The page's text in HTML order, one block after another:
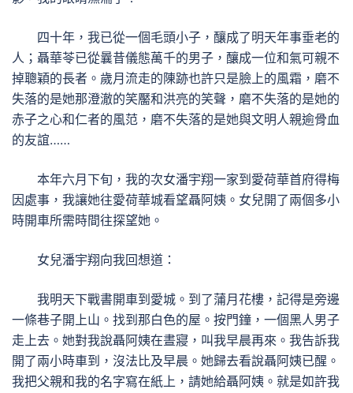
四十年，我已從一個毛頭小子，釀成了明天年事垂老的
人；聶華苓已從曩昔儀態萬千的男子，釀成一位和氣可親不
掉聰穎的長者。歲月流走的陳跡也許只是臉上的風霜，磨不
失落的是她那澄澈的笑靨和洪亮的笑聲，磨不失落的是她的
赤子之心和仁者的風范，磨不失落的是她與文明人親逾骨血
的友誼……
本年六月下旬，我的次女潘宇翔一家到愛荷華首府得梅
因處事，我讓她往愛荷華城看望聶阿姨。女兒開了兩個多小
時開車所需時間往探望她。
女兒潘宇翔向我回想道：
我明天下戰書開車到愛城。到了蒲月花樓，記得是旁邊
一條巷子開上山。找到那白色的屋。按門鐘，一個黑人男子
走上去。她對我說聶阿姨在晝寢，叫我早晨再來。我告訴我
開了兩小時車到，沒法比及早晨。她歸去看說聶阿姨已醒。
我把父親和我的名字寫在紙上，請她給聶阿姨。就是如許我